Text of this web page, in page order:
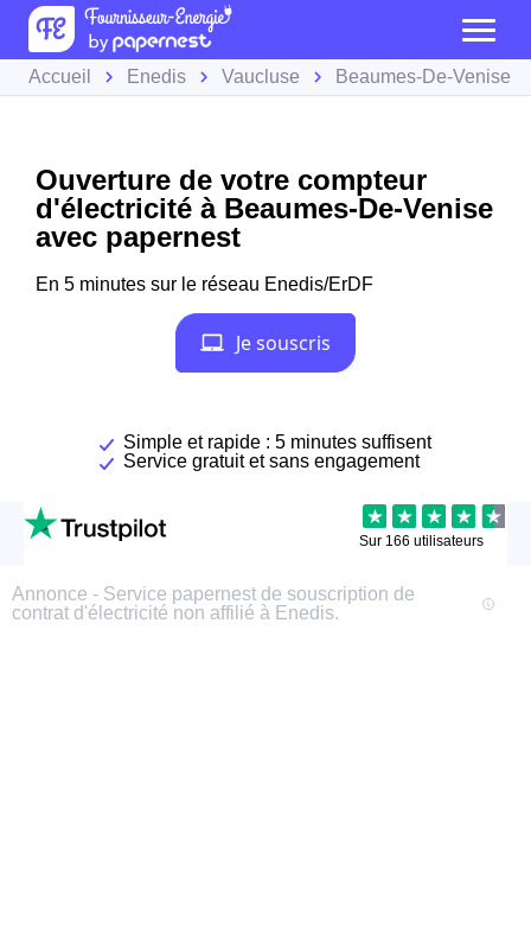
Accueil Enedis Vaucluse Beaumes-De-Venise